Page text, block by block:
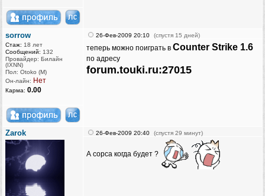
sorrow
Стаж: 18 лет
Сообщений: 132
Провайдер: Билайн
(IXNN)
Пол: Otoko (M)
Он-лайн: Нет
Карма: 0.00
26-Фев-2009 20:10 (спустя 15 дней)
теперь можно поиграть в Counter Strike 1.6
по адресу
forum.touki.ru:27015
Zarok 26-Фев-2009 20:40 (спустя 29 минут)
А сорса когда будет ?